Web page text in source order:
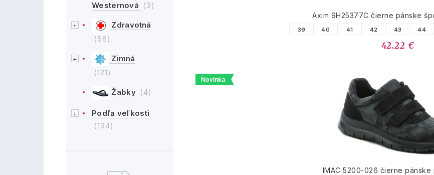
Westernová (3)
Zdravotná
(56)
Zimná
(121)
Žabky (4)
Podľa veľkosti
(134)
Axim 9H25377C čierne pánske
39 40 41 42 43 44
42.22 €
Novinka
IMAC 5200-026 čierne